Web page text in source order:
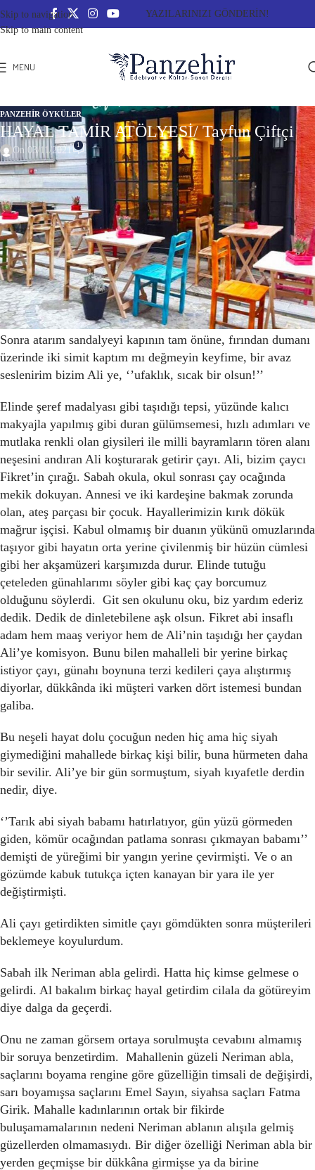
Skip to navigation
Skip to main content
YAZILARINIZI GÖNDERİN!
MENU
PANZEHIR ÖYKÜLER
HAYAL TAMİR ATÖLYESİ/ Tayfun Çiftçi
On 03/11/2021 1
HAYAL TAMİR ATÖLYESİ
Mahallenin girişine bir hayal tamir atölyesi açayım diyorum.
Berber ile manifaturacının tam ortasında duran tahta mavi
çerçeveli, penceresinin önünde kurumaya yüz tutmuş
menekşesi olan o küçük dükkâna. Sabah istediğim saatte açar
akşam istediğim saatte kapatırım ne karışanım olur ne
görüşenim, keyfimin kâhyasının özgürlük alanını biraz daha
genişletmiş olurum. İçerisi için öyle çok şeye de gerek yok,
duvarda kitap rafı orta yerde bir masa yeter de artar bile.
Sonra atarım sandalyeyi kapının tam önüne, fırından dumanı
üzerinde iki simit kaptım mı değmeyin keyfime, bir avaz
seslenirim bizim Ali ye, ‘’ufaklık, sıcak bir olsun!’’
Elinde şeref madalyası gibi taşıdığı tepsi, yüzünde kalıcı
makyajla yapılmış gibi duran gülümsemesi, hızlı adımları ve
mutlaka renkli olan giysileri ile milli bayramların tören alanı
neşesini andıran Ali koşturarak getirir çayı. Ali, bizim çaycı
Fikret’in çırağı. Sabah okula, okul sonrası çay ocağında
mekik dokuyan. Annesi ve iki kardeşine bakmak zorunda
olan, ateş parçası bir çocuk. Hayallerimizin kırık dökük
mağrur işçisi. Kabul olmamış bir duanın yükünü omuzlarında
taşıyor gibi hayatın orta yerine çivilenmiş bir hüzün cümlesi
gibi her akşamüzeri karşımızda durur. Elinde tutuğu
çeteleden günahlarımı söyler gibi kaç çay borcumuz
olduğunu söylerdi. Git sen okulunu oku, biz yardım ederiz
dedik. Dedik de dinletebilene aşk olsun. Fikret abi insaflı
adam hem maaş veriyor hem de Ali’nin taşıdığı her çaydan
Ali’ye komisyon. Bunu bilen mahalleli bir yerine birkaç
istiyor çayı, günahı boynuna terzi kedileri çaya alıştırmış
diyorlar, dükkânda iki müşteri varken dört istemesi bundan
galiba.
Bu neşeli hayat dolu çocuğun neden hiç ama hiç siyah
giymediğini mahallede birkaç kişi bilir, buna hürmeten daha
bir sevilir. Ali’ye bir gün sormuştum, siyah kıyafetle derdin
nedir, diye.
‘’Tarık abi siyah babamı hatırlatıyor, gün yüzü görmeden
giden, kömür ocağından patlama sonrası çıkmayan babamı’’
demişti de yüreğimi bir yangın yerine çevirmişti. Ve o an
gözümde kabuk tutukça içten kanayan bir yara ile yer
değiştirmişti.
Ali çayı getirdikten simitle çayı gömdükten sonra müşterileri
beklemeye koyulurdum.
Sabah ilk Neriman abla gelirdi. Hatta hiç kimse gelmese o
gelirdi. Al bakalım birkaç hayal getirdim cilala da götüreyim
diye dalga da geçerdi.
Onu ne zaman görsem ortaya sorulmuşta cevabını almamış
bir soruya benzetirdim. Mahallenin güzeli Neriman abla,
saçlarını boyama rengine göre güzelliğin timsali de değişirdi,
sarı boyamışsa saçlarını Emel Sayın, siyahsa saçları Fatma
Girik. Mahalle kadınlarının ortak bir fikirde
buluşamamalarının nedeni Neriman ablanın alışıla gelmiş
güzellerden olmamasıydı. Bir diğer özelliği Neriman abla bir
yerden geçmişse bir dükkâna girmişse ya da birine